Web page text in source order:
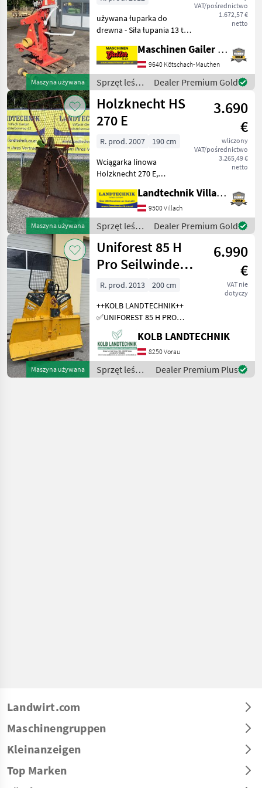
Maszyna używana
VAT/pośrednictwo
1.672,57 €
netto
używana łuparka do
drewna - Siła łupania 13 to -
110 cm - napęd z wału
odbioru mocy - wał
przegubowy - mechaniczny
podnośnik kłody - obsług
Maschinen Gailer GmbH
9640 Kötschach-Mauthen
Sprzęt leśny
i do obróbki
drewna /
Krpan
Dealer Premium Gold
Maszyna używana
Holzknecht HS
270 E
3.690
€
wliczony
VAT/pośrednictwo
3.265,49 €
netto
R. prod. 2007
190 cm
Wciągarka linowa
Holzknecht 270 E,
uciągu 6 t, kratka ochronna,
4 ślizgacze linowe, hak
końcowy i wał przegubowy,
uchwyt na piłę łańcuch
Landtechnik Villach GmbH
9500 Villach
Sprzęt leśny
i do obróbki
drewna /
Holzknecht
Dealer Premium Gold
Maszyna używana
Uniforest 85 H
Pro Seilwinde
Funkseilwinde
6.990
€
VAT nie
dotyczy
R. prod. 2013
200 cm
++KOLB LANDTECHNIK++
✅UNIFOREST 85 H PRO
Funkseilwinde ✅8, 5t
Zugkraft ✅200cm
Schildbreite
✅hydraulischer Seilausstoß
✅inkl. TERRA Profi Funk -
KOLB LANDTECHNIK
8250 Vorau
Sprzęt leśny
i do obróbki
Dealer Premium Plus
Landwirt.com
Maschinengruppen
Kleinanzeigen
Top Marken